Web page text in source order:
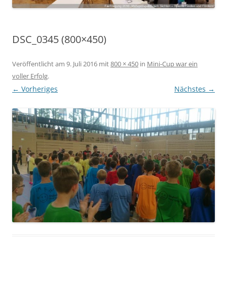
DSC_0345 (800×450)
Veröffentlicht am 9. Juli 2016 mit800 × 450 in Mini-Cup war ein
voller Erfolg.
← Vorheriges Nächstes →